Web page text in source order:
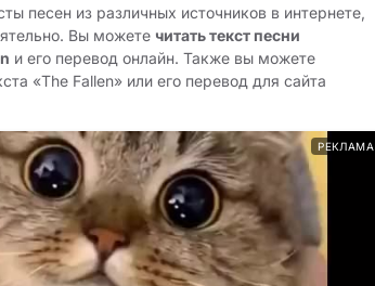
песен из различных источников в интернете,
Вы можете читать текст песни
и его перевод онлайн. Также вы можете
«The Fallen» или его перевод для сайта
РЕКЛАМА